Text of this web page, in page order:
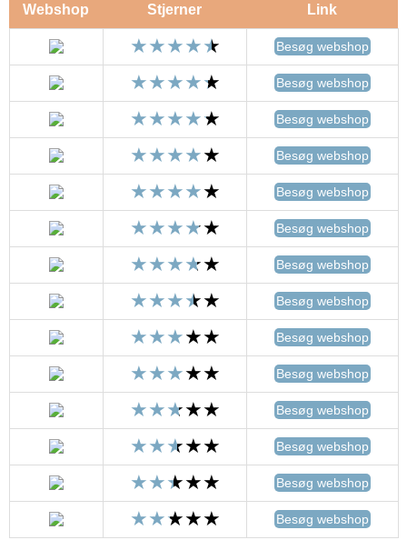
Webshop Stjerner Link
Besøg webshop
Besøg webshop
Besøg webshop
Besøg webshop
Besøg webshop
Besøg webshop
Besøg webshop
Besøg webshop
Besøg webshop
Besøg webshop
Besøg webshop
Besøg webshop
Besøg webshop
Besøg webshop